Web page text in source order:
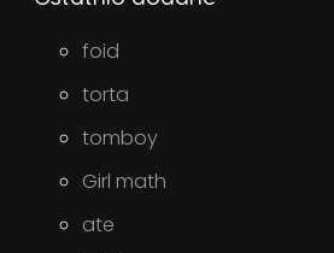
foid
torta
tomboy
Girl math
ate